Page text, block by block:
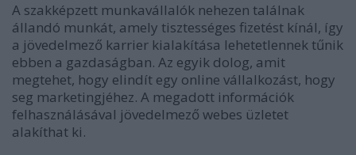
A szakképzett munkavállalók nehezen találnak
állandó munkát, amely tisztességes fizetést kínál, így
a jövedelmező karrier kialakítása lehetetlennek tűnik
ebben a gazdaságban. Az egyik dolog, amit
megtehet, hogy elindít egy online vállalkozást, hogy
seg marketingjéhez. A megadott információk
felhasználásával jövedelmező webes üzletet
alakíthat ki.